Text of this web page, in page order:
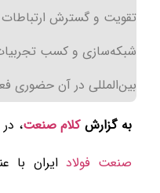
تقویت و گسترش ارتباطات
شبکه‌سازی و کسب
بین‌المللی در آن حضوری
به گزارشکلام صنعت،
صنعت فولاد ایران با